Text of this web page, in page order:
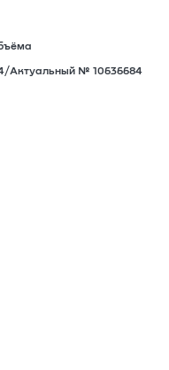
Актуальный № 10636684